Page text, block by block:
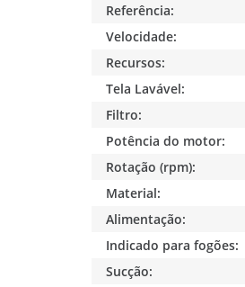
Referência:
Velocidade:
Recursos:
Tela Lavável:
Filtro:
Potência do motor:
Rotação (rpm):
Material:
Alimentação:
Indicado para fogões:
Sucção: